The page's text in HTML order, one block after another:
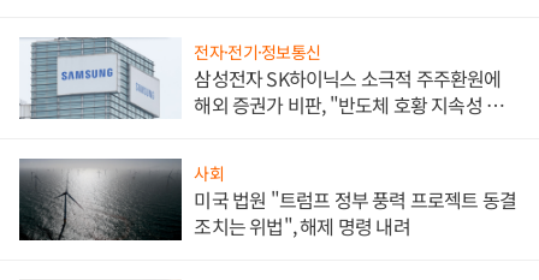
전자·전기·정보통신
삼성전자 SK하이닉스 소극적 주주환원에
해외 증권가 비판, "반도체 호황 지속성 의
사회
미국 법원 "트럼프 정부 풍력 프로젝트 동결
조치는 위법", 해제 명령 내려